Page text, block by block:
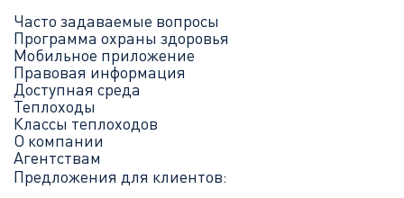
Часто задаваемые вопросы
Программа охраны здоровья
Мобильное приложение
Правовая информация
Доступная среда
Теплоходы
Классы теплоходов
О компании
Агентствам
Предложения для клиентов: